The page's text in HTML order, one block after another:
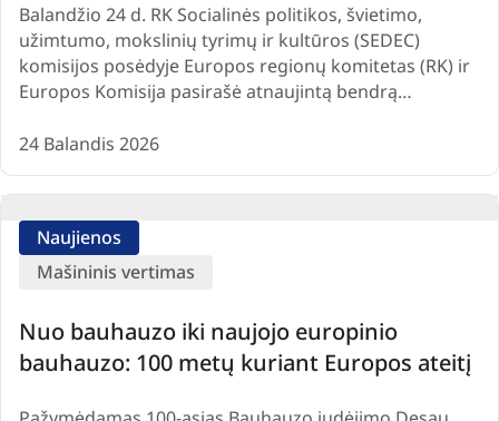
Balandžio 24 d. RK Socialinės politikos, švietimo,
užimtumo, mokslinių tyrimų ir kultūros (SEDEC)
komisijos posėdyje Europos regionų komitetas (RK) ir
Europos Komisija pasirašė atnaujintą bendrą…
24 Balandis 2026
Nuo bauhauzo iki naujojo europinio
bauhauzo: 100 metų kuriant Europos ateitį
Naujienos
Mašininis vertimas